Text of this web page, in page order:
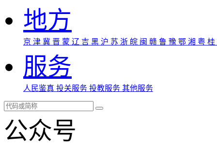
地方
京 津 冀 晋 蒙 辽 吉 黑 沪 苏 浙 皖 闽 赣 鲁 豫 鄂 湘 粤 桂
服务
人民鉴真 投关服务 投教服务 其他服务
公众号